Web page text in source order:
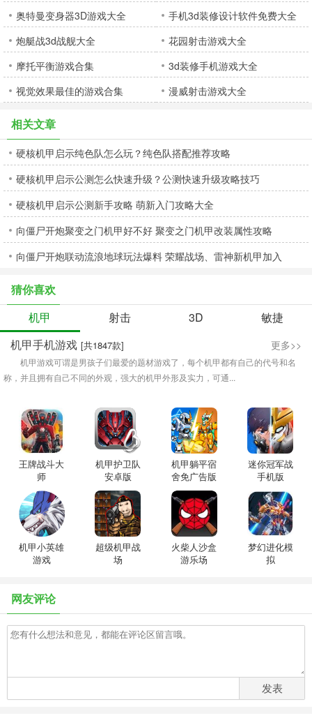
奥特曼变身器3D游戏大全
手机3d装修设计软件免费大全
炮艇战3d战舰大全
花园射击游戏大全
摩托平衡游戏合集
3d装修手机游戏大全
视觉效果最佳的游戏合集
漫威射击游戏大全
相关文章
硬核机甲启示纯色队怎么玩？纯色队搭配推荐攻略
硬核机甲启示公测怎么快速升级？公测快速升级攻略技巧
硬核机甲启示公测新手攻略 萌新入门攻略大全
向僵尸开炮聚变之门机甲好不好 聚变之门机甲改装属性攻略
向僵尸开炮联动流浪地球玩法爆料 荣耀战场、雷神新机甲加入
猜你喜欢
机甲
射击 3D
敏捷
机甲手机游戏 [共1847款] 更多>>
机甲游戏可谓是男孩子们最爱的题材游戏了，每个机甲都有自己的代号和名
称，并且拥有自己不同的外观，强大的机甲外形及实力，可通...
王牌战斗大
师
机甲护卫队
安卓版
机甲躺平宿
舍免广告版
迷你冠军战
手机版
机甲小英雄
游戏
超级机甲战
场
火柴人沙盒
游乐场
梦幻进化模
拟
网友评论
发表